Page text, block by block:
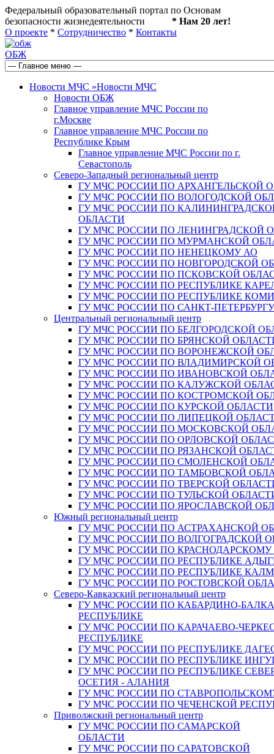
Федеральный образовательный портал по Основам
безопасности жизнедеятельности * Нам 20 лет!
О проекте * Сотрудничество * Контакты
ОБЖ
Новости МЧС »Новости МЧС
Новости ОБЖ
Главное управление МЧС России по
г.Москве
Главное управление МЧС России по
Республике Крым
Главное управление МЧС России по г.
Севастополь
Северо-Западный региональный центр
ГУ МЧС РОССИИ ПО АРХАНГЕЛЬСКОЙ
ГУ МЧС РОССИИ ПО ВОЛОГОДСКОЙ
ГУ МЧС РОССИИ ПО
ОБЛАСТИ
ГУ МЧС РОССИИ ПО ЛЕНИНГРАДСКОЙ
ГУ МЧС РОССИИ ПО МУРМАНСКОЙ
ГУ МЧС РОССИИ ПО НЕНЕЦКОМУ АО
ГУ МЧС РОССИИ ПО НОВГОРОДСКОЙ
ГУ МЧС РОССИИ ПО ПСКОВСКОЙ
ГУ МЧС РОССИИ ПО РЕСПУБЛИКЕ
ГУ МЧС РОССИИ ПО РЕСПУБЛИКЕ КОМИ
ГУ МЧС РОССИИ ПО САНКТ-ПЕТЕРБУРГУ
Центральный региональный центр
ГУ МЧС РОССИИ ПО БЕЛГОРОДСКОЙ
ГУ МЧС РОССИИ ПО БРЯНСКОЙ
ГУ МЧС РОССИИ ПО ВОРОНЕЖСКОЙ
ГУ МЧС РОССИИ ПО ВЛАДИМИРСКОЙ
ГУ МЧС РОССИИ ПО ИВАНОВСКОЙ
ГУ МЧС РОССИИ ПО КАЛУЖСКОЙ
ГУ МЧС РОССИИ ПО КОСТРОМСКОЙ
ГУ МЧС РОССИИ ПО КУРСКОЙ ОБЛАСТИ
ГУ МЧС РОССИИ ПО ЛИПЕЦКОЙ
ГУ МЧС РОССИИ ПО МОСКОВСКОЙ
ГУ МЧС РОССИИ ПО ОРЛОВСКОЙ
ГУ МЧС РОССИИ ПО РЯЗАНСКОЙ
ГУ МЧС РОССИИ ПО СМОЛЕНСКОЙ
ГУ МЧС РОССИИ ПО ТАМБОВСКОЙ
ГУ МЧС РОССИИ ПО ТВЕРСКОЙ
ГУ МЧС РОССИИ ПО ТУЛЬСКОЙ
ГУ МЧС РОССИИ ПО ЯРОСЛАВСКОЙ
Южный региональный центр
ГУ МЧС РОССИИ ПО АСТРАХАНСКОЙ
ГУ МЧС РОССИИ ПО ВОЛГОГРАДСКОЙ
ГУ МЧС РОССИИ ПО
ГУ МЧС РОССИИ ПО РЕСПУБЛИКЕ
ГУ МЧС РОССИИ ПО РЕСПУБЛИКЕ
ГУ МЧС РОССИИ ПО РОСТОВСКОЙ
Северо-Кавказский региональный центр
ГУ МЧС РОССИИ ПО КАБАРДИНО-
РЕСПУБЛИКЕ
ГУ МЧС РОССИИ ПО КАРАЧАЕВО-
РЕСПУБЛИКЕ
ГУ МЧС РОССИИ ПО РЕСПУБЛИКЕ
ГУ МЧС РОССИИ ПО РЕСПУБЛИКЕ
ГУ МЧС РОССИИ ПО РЕСПУБЛИКЕ
ОСЕТИЯ - АЛАНИЯ
ГУ МЧС РОССИИ ПО
ГУ МЧС РОССИИ ПО ЧЕЧЕНСКОЙ
Приволжский региональный центр
ГУ МЧС РОССИИ ПО САМАРСКОЙ
ОБЛАСТИ
ГУ МЧС РОССИИ ПО САРАТОВСКОЙ